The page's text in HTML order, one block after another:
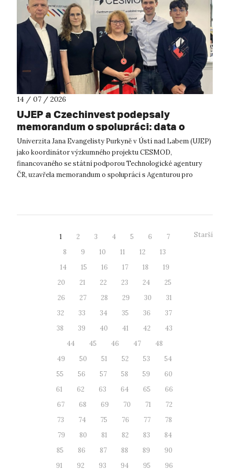
14 / 07 / 2026
UJEP a Czechinvest podepsaly
memorandum o spolupráci: data o
podnikatelském prostředí posílí
výzkum CESMOD
Univerzita Jana Evangelisty Purkyně v Ústí nad Labem (UJEP)
jako koordinátor výzkumného projektu CESMOD,
financovaného se státní podporou Technologické agentury
ČR, uzavřela memorandum o spolupráci s Agenturou pro
1 2 3 4 5 6
7
8
9 10 11 12
13
14
15 16 17 18
19
20
21 22 23 24
25
26
27 28 29 30
31
32
33 34 35 36
37
38
39 40 41 42
43
44
45 46 47
48
49
50 51 52 53
54
55
56 57 58 59
60
61
62 63 64 65
66
67
68 69 70 71
72
73
74 75 76 77
78
79
80 81 82 83
84
85
86 87 88 89
90
91
92 93 94 95
96
Starší